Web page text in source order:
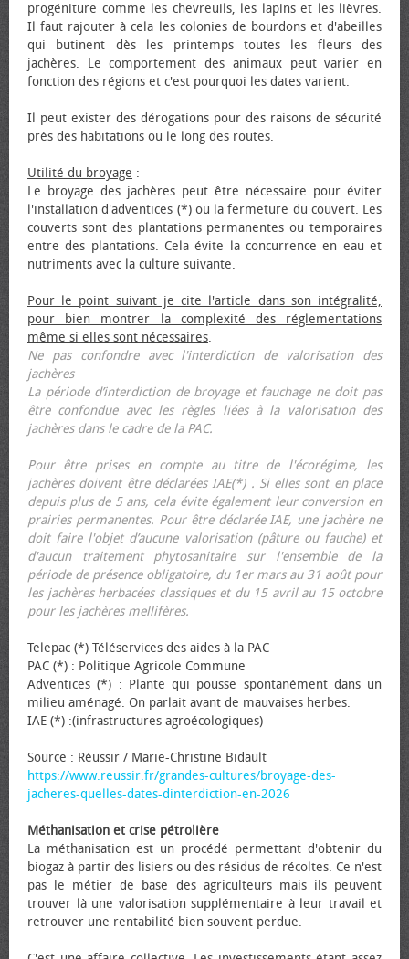
progéniture comme les chevreuils, les lapins et les lièvres.
Il faut rajouter à cela les colonies de bourdons et d'abeilles
qui butinent dès les printemps toutes les fleurs des
jachères. Le comportement des animaux peut varier en
fonction des régions et c'est pourquoi les dates varient.
Il peut exister des dérogations pour des raisons de sécurité
près des habitations ou le long des routes.
Utilité du broyage :
Le broyage des jachères peut être nécessaire pour éviter
l'installation d'adventices (*) ou la fermeture du couvert. Les
couverts sont des plantations permanentes ou temporaires
entre des plantations. Cela évite la concurrence en eau et
nutriments avec la culture suivante.
Pour le point suivant je cite l'article dans son intégralité,
pour bien montrer la complexité des réglementations
même si elles sont nécessaires.
Ne pas confondre avec l'interdiction de valorisation des
jachères
La période d’interdiction de broyage et fauchage ne doit pas
être confondue avec les règles liées à la valorisation des
jachères dans le cadre de la PAC.
Pour être prises en compte au titre de l'écorégime, les
jachères doivent être déclarées IAE(*) . Si elles sont en place
depuis plus de 5 ans, cela évite également leur conversion en
prairies permanentes. Pour être déclarée IAE, une jachère ne
doit faire l'objet d’aucune valorisation (pâture ou fauche) et
d'aucun traitement phytosanitaire sur l'ensemble de la
période de présence obligatoire, du 1er mars au 31 août pour
les jachères herbacées classiques et du 15 avril au 15 octobre
pour les jachères mellifères.
Telepac (*) Téléservices des aides à la PAC
PAC (*) : Politique Agricole Commune
Adventices (*) : Plante qui pousse spontanément dans un
milieu aménagé. On parlait avant de mauvaises herbes.
IAE (*) :(infrastructures agroécologiques)
Source : Réussir / Marie-Christine Bidault
https://www.reussir.fr/grandes-cultures/broyage-des-
jacheres-quelles-dates-dinterdiction-en-2026
Méthanisation et crise pétrolière
La méthanisation est un procédé permettant d'obtenir du
biogaz à partir des lisiers ou des résidus de récoltes. Ce n'est
pas le métier de base des agriculteurs mais ils peuvent
trouver là une valorisation supplémentaire à leur travail et
retrouver une rentabilité bien souvent perdue.